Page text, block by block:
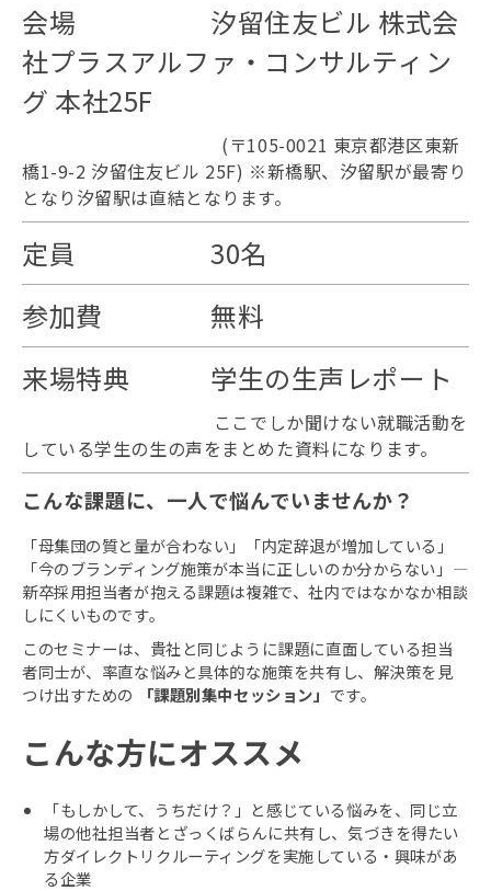
会場 汐留住友ビル 株式会
社プラスアルファ・コンサルティン
グ 本社25F
(〒105-0021 東京都港区東新
橋1-9-2 汐留住友ビル 25F) ※新橋駅、汐留駅が最寄り
となり汐留駅は直結となります。
定員 30名
参加費 無料
来場特典 学生の生声レポート
ここでしか聞けない就職活動を
している学生の生の声をまとめた資料になります。
こんな課題に、一人で悩んでいませんか？
「母集団の質と量が合わない」「内定辞退が増加している」
「今のブランディング施策が本当に正しいのか分からない」—
新卒採用担当者が抱える課題は複雑で、社内ではなかなか相談
しにくいものです。
このセミナーは、貴社と同じように課題に直面している担当
者同士が、率直な悩みと具体的な施策を共有し、解決策を見
つけ出すための
「課題別集中セッション」 です。
こんな方にオススメ
「もしかして、うちだけ？」と感じている悩みを、同じ立
場の他社担当者とざっくばらんに共有し、気づきを得たい
方ダイレクトリクルーティングを実施している・興味があ
る企業